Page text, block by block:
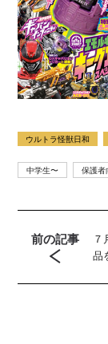
ウルトラ怪獣日和
中学生〜 保護者
前の記事
品